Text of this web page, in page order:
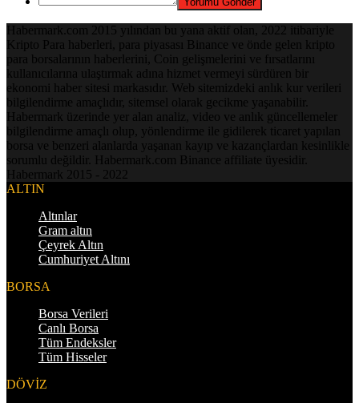
Habermark.com 2015 yılından bu yana aktif olan, 2022 itibariyle
Kripto Para haberleri, para piyasası Binance ve önde gelen kripto
para borsalarının haberlerini, Coin gelişmelerini ve fırsatlarını
kullanıcılarına ulaştırmak adına hizmet vermeyi sürdüren bir
ekonomi haber sitesi markasıdır. Web sitemizdeki anlık kur verileri
bilgilendirme amaçlıdır, sitemsel olarak gecikme yaşanabilir.
Habermark üzerinde yer alan analiz, video ve anlık güncellemeler
bilgilendirme amaçlı olup, yönlendirme ile gidilerek ticaret yapılan
borsa ve benzeri alanlarda yaşanan kayıp ve kazançlardan kesinlikle
sorumlu değildir. Habermark.com Binance affiliate üyesidir.
Habermark 2015 - 2022
ALTIN
Altınlar
Gram altın
Çeyrek Altın
Cumhuriyet Altını
BORSA
Borsa Verileri
Canlı Borsa
Tüm Endeksler
Tüm Hisseler
DÖVİZ